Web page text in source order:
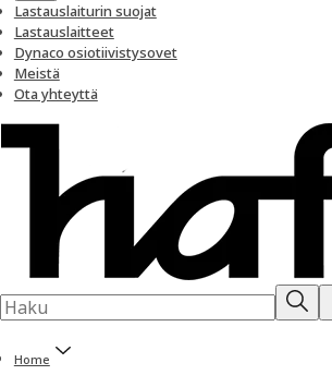
Lastauslaiturin suojat
Lastauslaitteet
Dynaco osiotiivistysovet
Meistä
Ota yhteyttä
Home